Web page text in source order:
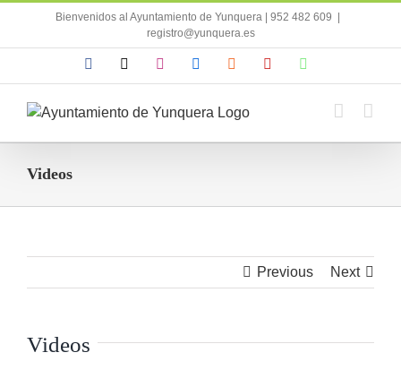
contenido
Bienvenidos al Ayuntamiento de Yunquera | 952 482 609
registro@yunquera.es
Facebook InstagramFlickr YouTube
Videos
Previous Next
Videos